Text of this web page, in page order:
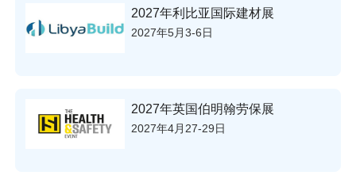
2027年利比亚国际建材展
2027年5月3-6日
2027年英国伯明翰劳保展
2027年4月27-29日